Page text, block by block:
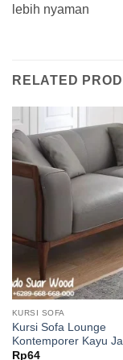
lebih nyaman
RELATED
KURSI SOFA
Kursi Sofa Lounge
Kontemporer Kayu
Rp64